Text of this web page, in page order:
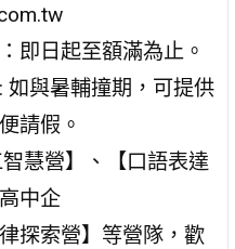
即日起至額滿為止。
如與暑輔撞期，可提供
請假。
慧營】、【口語表達
中企
探索營】等營隊，歡